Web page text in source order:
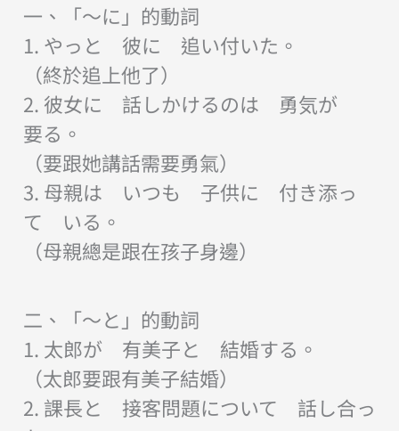
一、「〜に」的動詞
1. やっと 彼に 追い付いた。
（終於追上他了）
2. 彼女に 話しかけるのは 勇気が
要る。
（要跟她講話需要勇氣）
3. 母親は いつも 子供に 付き添っ
て いる。
（母親總是跟在孩子身邊）
二、「〜と」的動詞
1. 太郎が 有美子と 結婚する。
（太郎要跟有美子結婚）
2. 課長と 接客問題について 話し合っ